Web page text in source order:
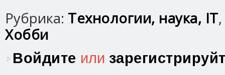
Рубрика: Технологии, наука, IT,
Хобби
Войдите или